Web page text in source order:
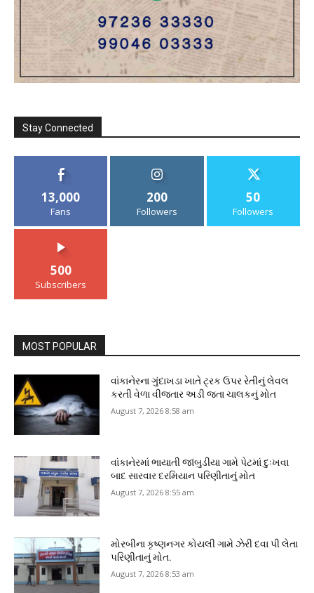
Stay Connected
13,000
Fans
200
Followers
50
Followers
500
Subscribers
MOST POPULAR
વાંકાનેરના ગુંદાખડા ખાતે ટ્રક ઉપર રેતીનું લેવલ
કરતી વેળા વીજતાર અડી જતા ચાલકનું મોત
August 7, 2026 8:58 am
વાંકાનેરમાં ભાયાતી જાંબુડીયા ગામે પેટમાં દુઃખવા
બાદ સારવાર દરમિયાન પરિણીતાનું મોત
August 7, 2026 8:55 am
મોરબીના કૃષ્ણનગર કોયલી ગામે ઝેરી દવા પી લેતા
પરિણીતાનું મોત.
August 7, 2026 8:53 am